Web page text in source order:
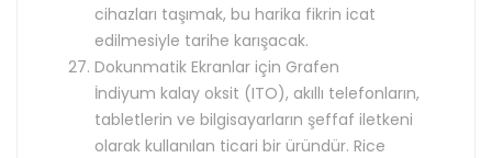
cihazları taşımak, bu harika fikrin icat
edilmesiyle tarihe karışacak.
Dokunmatik Ekranlar için Grafen
İndiyum kalay oksit (ITO), akıllı telefonların,
tabletlerin ve bilgisayarların şeffaf iletkeni
olarak kullanılan ticari bir üründür. Rice